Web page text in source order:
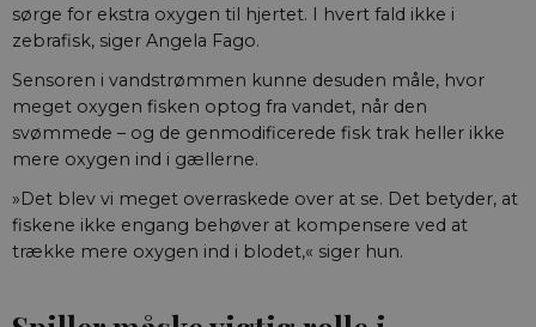
sørge for ekstra oxygen til hjertet. I hvert fald ikke i
zebrafisk, siger Angela Fago.
Sensoren i vandstrømmen kunne desuden måle, hvor
meget oxygen fisken optog fra vandet, når den
svømmede – og de genmodificerede fisk trak heller ikke
mere oxygen ind i gællerne.
»Det blev vi meget overraskede over at se. Det betyder, at
fiskene ikke engang behøver at kompensere ved at
trække mere oxygen ind i blodet,« siger hun.
kan bruges til
VISITOR_INFO1_LIVE
Google LLC
.youtube.com
måneder
4 uger
Denne cookie
indstilles af
for Youtube-
websteder;
også afgøre,